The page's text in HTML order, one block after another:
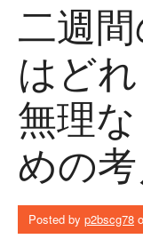
二週
はど
無理
めの
Posted by p2bscg78